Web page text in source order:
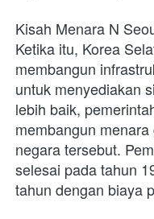
Kisah Menara N
Ketika itu, Korea
membangun
untuk menyediakan
lebih baik,
membangun
negara tersebut.
selesai pada tahun
tahun dengan biaya